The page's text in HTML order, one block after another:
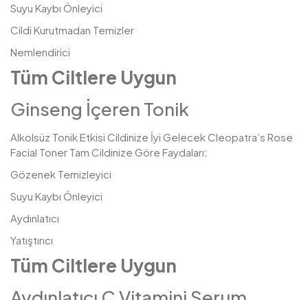
Suyu Kaybı Önleyici
Cildi Kurutmadan Temizler
Nemlendirici
Tüm Ciltlere Uygun
Ginseng İçeren Tonik
Alkolsüz Tonik Etkisi Cildinize İyi Gelecek Cleopatra’s Rose
Facial Toner Tam Cildinize Göre Faydaları:
Gözenek Temizleyici
Suyu Kaybı Önleyici
Aydınlatıcı
Yatıştırıcı
Tüm Ciltlere Uygun